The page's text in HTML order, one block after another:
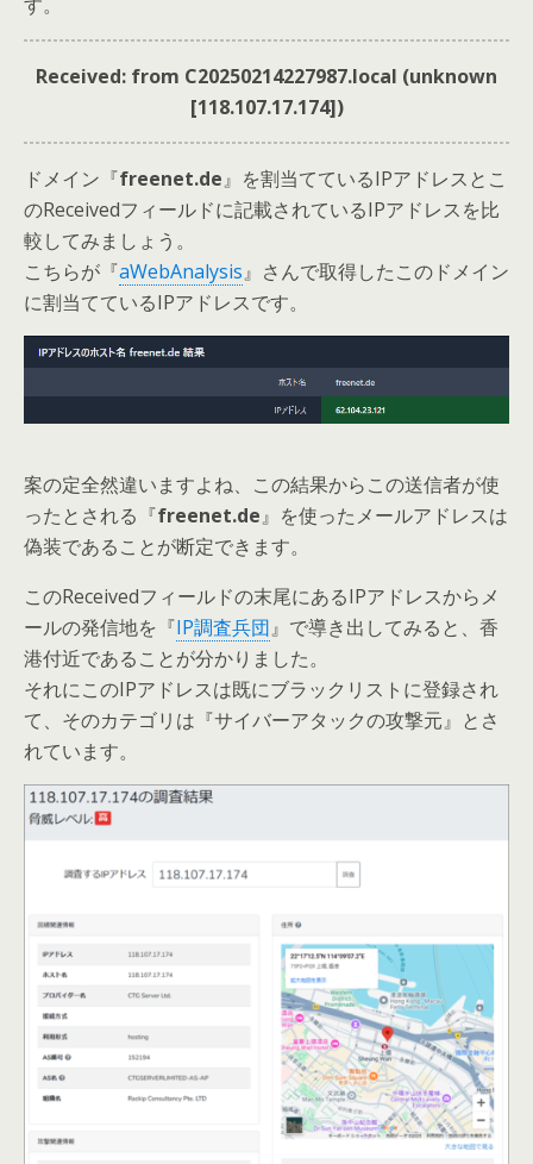
Received: from C20250214227987.local (unknown
[118.107.17.174])
ドメイン『freenet.de』を割当てているIPアドレスとこ
のReceivedフィールドに記載されているIPアドレスを比
較してみましょう。
こちらが『aWebAnalysis』さんで取得したこのドメイン
に割当てているIPアドレスです。
案の定全然違いますよね、この結果からこの送信者が使
ったとされる『freenet.de』を使ったメールアドレスは
偽装であることが断定できます。
このReceivedフィールドの末尾にあるIPアドレスからメ
ールの発信地を『IP調査兵団』で導き出してみると、香
港付近であることが分かりました。
それにこのIPアドレスは既にブラックリストに登録され
て、そのカテゴリは『サイバーアタックの攻撃元』とさ
れています。